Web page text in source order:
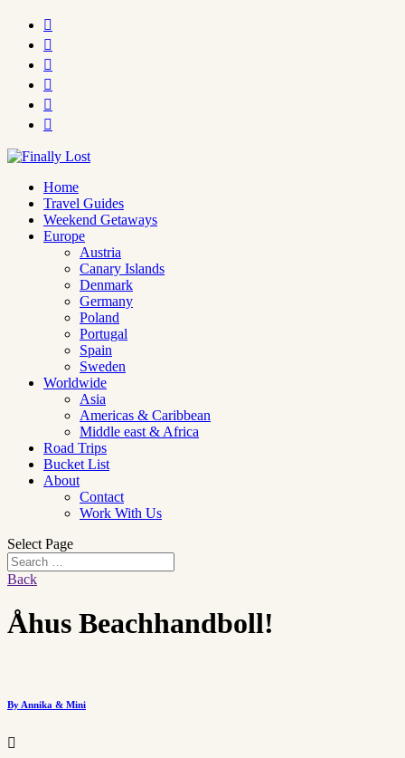






Home
Travel Guides
Weekend Getaways
Europe
Austria
Canary Islands
Denmark
Germany
Poland
Portugal
Spain
Sweden
Worldwide
Asia
Americas & Caribbean
Middle east & Africa
Road Trips
Bucket List
About
Contact
Work With Us
Select Page
Back
Åhus Beachhandboll!
By Annika & Mini
